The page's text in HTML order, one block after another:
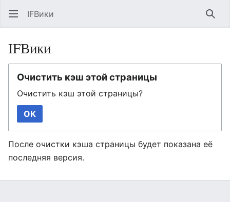
IFВики
IFВики
Очистить кэш этой страницы
Очистить кэш этой страницы?
OK
После очистки кэша страницы будет показана её
последняя версия.